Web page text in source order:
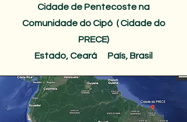
Cidade de Pentecoste na
Comunidade do Cipó ( Cidade do
PRECE)
Estado, Ceará País, Brasil